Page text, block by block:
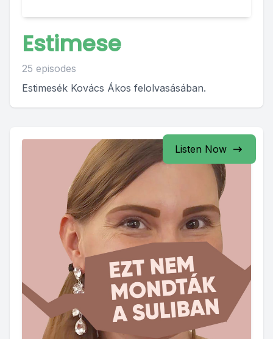
Estimese
25 episodes
Estimesék Kovács Ákos felolvasásában.
Listen Now